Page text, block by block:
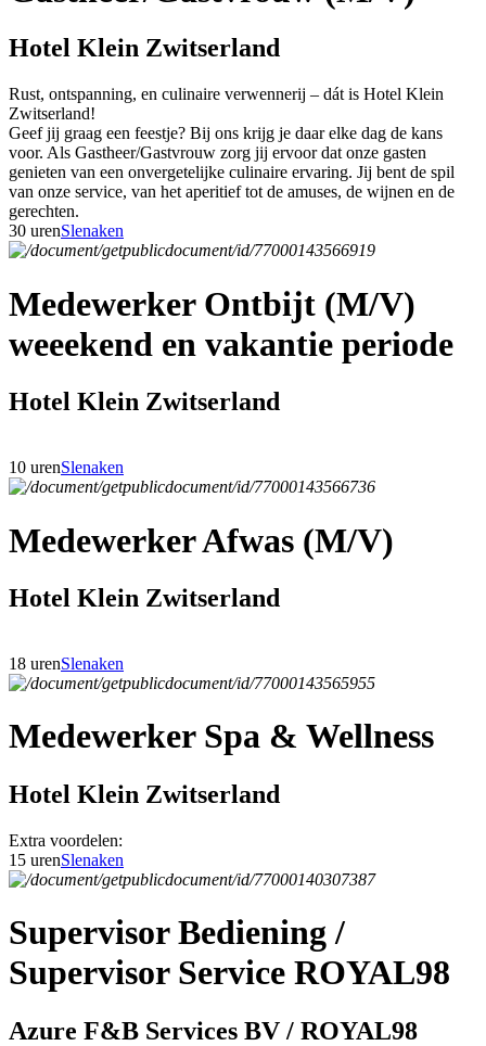
Hotel Klein Zwitserland
Rust, ontspanning, en culinaire verwennerij – dát is Hotel Klein
Zwitserland!
Geef jij graag een feestje? Bij ons krijg je daar elke dag de kans
voor. Als Gastheer/Gastvrouw zorg jij ervoor dat onze gasten
genieten van een onvergetelijke culinaire ervaring. Jij bent de spil
van onze service, van het aperitief tot de amuses, de wijnen en de
gerechten.
30 urenSlenaken
Medewerker Ontbijt (M/V)
weeekend en vakantie periode
Hotel Klein Zwitserland
10 urenSlenaken
Medewerker Afwas (M/V)
Hotel Klein Zwitserland
18 urenSlenaken
Medewerker Spa & Wellness
Hotel Klein Zwitserland
Extra voordelen:
15 urenSlenaken
Supervisor Bediening /
Supervisor Service ROYAL98
Azure F&B Services BV / ROYAL98